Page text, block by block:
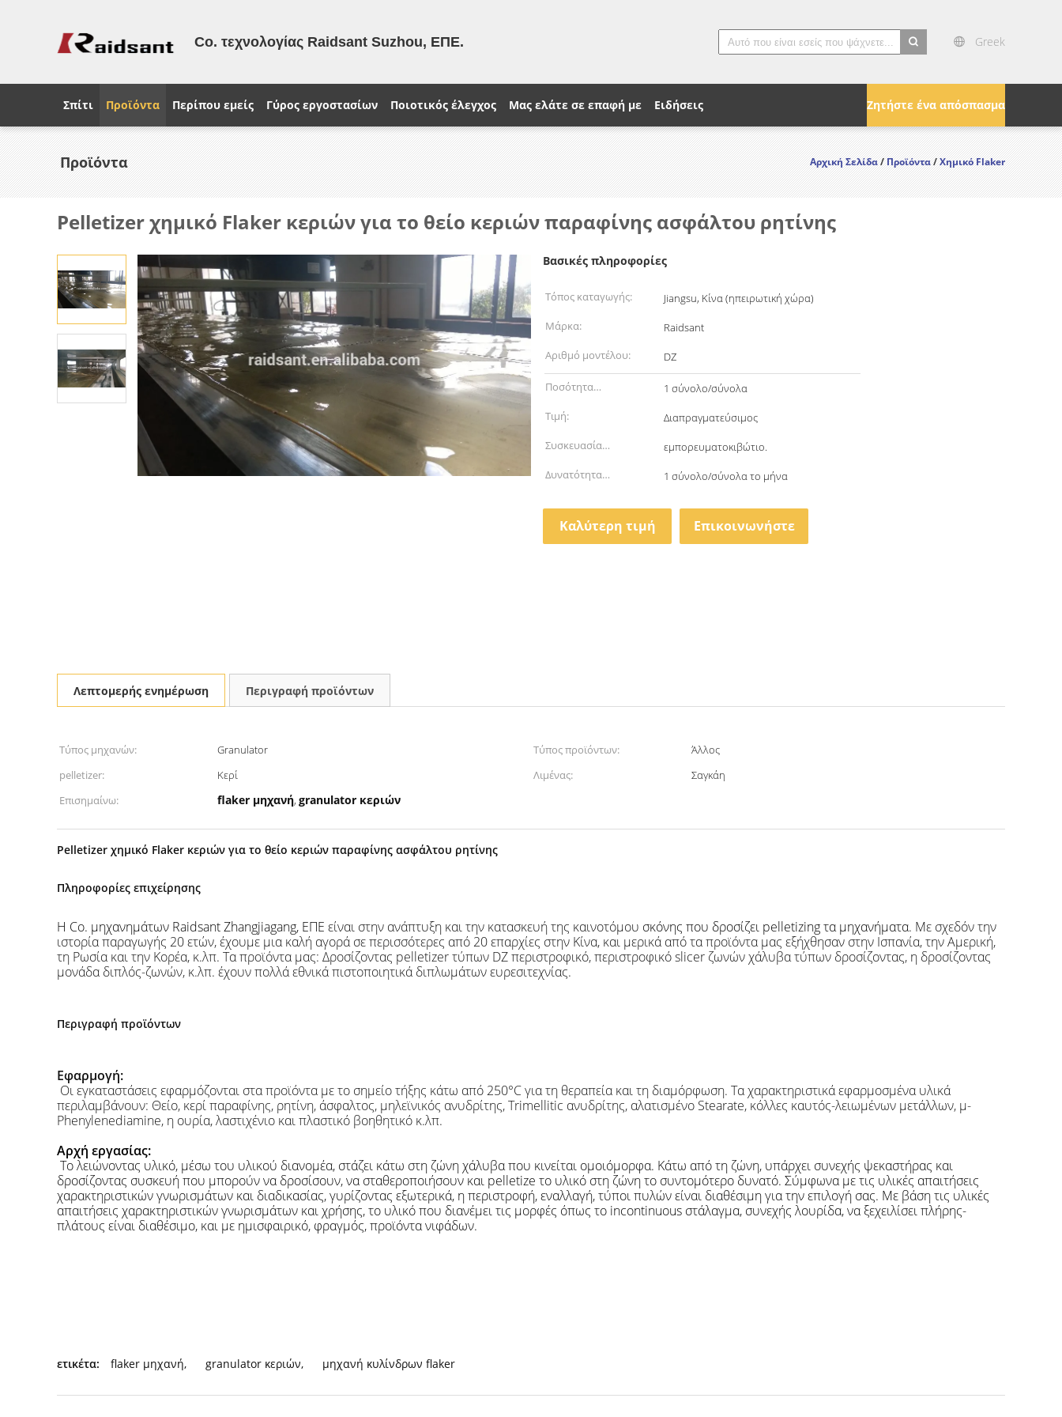
Co. τεχνολογίας Raidsant Suzhou, ΕΠΕ. Greek
Ζητήστε ένα απόσπασμα
Σπίτι Προϊόντα Περίπου εμείς Γύρος εργοστασίων Ποιοτικός έλεγχος Μας ελάτε σε επαφή με Ειδήσεις
Προϊόντα Αρχική Σελίδα/Προϊόντα/Χημικό Flaker
Pelletizer χημικό Flaker κεριών για το θείο κεριών παραφίνης ασφάλτου ρητίνης
Βασικές πληροφορίες
Τόπος καταγωγής:
Jiangsu, Κίνα (ηπειρωτική χώρα)
Μάρκα:
Raidsant
Αριθμό μοντέλου:
DZ
Ποσότητα
παραγγελίας min:
1 σύνολο/σύνολα
Τιμή:
Διαπραγματεύσιμος
Συσκευασία
λεπτομέρειες:
εμπορευματοκιβώτιο.
Δυνατότητα
1 σύνολο/σύνολα το μήνα
Καλύτερη τιμή Επικοινωνήστε
Λεπτομερής ενημέρωση Περιγραφή προϊόντων
Τύπος μηχανών: Granulator Τύπος προϊόντων:
Άλλος
pelletizer:
Κερί Λιμένας:
Σαγκάη
Επισημαίνω:
flaker μηχανή, granulator κεριών
Pelletizer χημικό Flaker κεριών για το θείο κεριών παραφίνης ασφάλτου ρητίνης
Πληροφορίες επιχείρησης
Η Co. μηχανημάτων Raidsant Zhangjiagang, ΕΠΕ είναι στην ανάπτυξη και την κατασκευή της καινοτόμου σκόνης που δροσίζει pelletizing τα μηχανήματα. Με σχεδόν την
ιστορία παραγωγής 20 ετών, έχουμε μια καλή αγορά σε περισσότερες από 20 επαρχίες στην Κίνα, και μερικά από τα προϊόντα μας εξήχθησαν στην Ισπανία, την Αμερική,
τη Ρωσία και την Κορέα, κ.λπ. Τα προϊόντα μας: Δροσίζοντας pelletizer τύπων DZ περιστροφικό, περιστροφικό slicer ζωνών χάλυβα τύπων δροσίζοντας, η δροσίζοντας
μονάδα διπλός-ζωνών, κ.λπ. έχουν πολλά εθνικά πιστοποιητικά διπλωμάτων ευρεσιτεχνίας.
Περιγραφή προϊόντων
Εφαρμογή:
Οι εγκαταστάσεις εφαρμόζονται στα προϊόντα με το σημείο τήξης κάτω από 250°C για τη θεραπεία και τη διαμόρφωση. Τα χαρακτηριστικά εφαρμοσμένα υλικά
περιλαμβάνουν: Θείο, κερί παραφίνης, ρητίνη, άσφαλτος, μηλεϊνικός ανυδρίτης, Trimellitic ανυδρίτης, αλατισμένο Stearate, κόλλες καυτός-λειωμένων μετάλλων, μ-
Phenylenediamine, η ουρία, λαστιχένιο και πλαστικό βοηθητικό κ.λπ.
Αρχή εργασίας:
Το λειώνοντας υλικό, μέσω του υλικού διανομέα, στάζει κάτω στη ζώνη χάλυβα που κινείται ομοιόμορφα. Κάτω από τη ζώνη, υπάρχει συνεχής ψεκαστήρας και
δροσίζοντας συσκευή που μπορούν να δροσίσουν, να σταθεροποιήσουν και pelletize το υλικό στη ζώνη το συντομότερο δυνατό. Σύμφωνα με τις υλικές απαιτήσεις
χαρακτηριστικών γνωρισμάτων και διαδικασίας, γυρίζοντας εξωτερικά, η περιστροφή,εναλλαγή, τύποι πυλών είναι διαθέσιμη για την επιλογή σας. Με βάση τις υλικές
απαιτήσεις χαρακτηριστικών γνωρισμάτων και χρήσης, το υλικό που διανέμει τις μορφές όπως το incontinuous στάλαγμα, συνεχής λουρίδα, να ξεχειλίσει πλήρης-
πλάτους είναι διαθέσιμο, και με ημισφαιρικό, φραγμός, προϊόντα νιφάδων.
ετικέτα: flaker μηχανή, granulator κεριών, μηχανή κυλίνδρων flaker